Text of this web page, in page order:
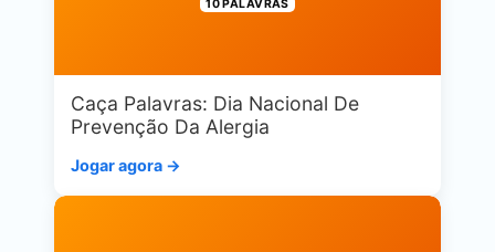
10 PALAVRAS
Caça Palavras: Dia Nacional De
Prevenção Da Alergia
Jogar agora →